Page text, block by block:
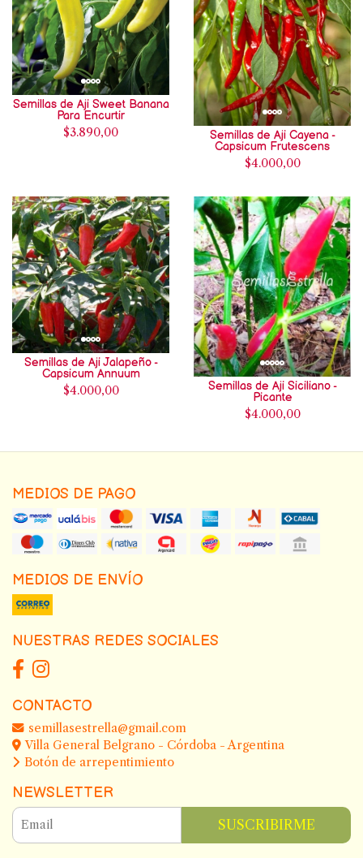
Semillas de Aji Sweet Banana
Para Encurtir
$3.890,00
Semillas de Aji Cayena -
Capsicum Frutescens
$4.000,00
Semillas de Aji Jalapeño -
Capsicum Annuum
$4.000,00
Semillas de Aji Siciliano -
Picante
$4.000,00
MEDIOS DE PAGO
MEDIOS DE ENVÍO
NUESTRAS REDES SOCIALES
CONTACTO
semillasestrella@gmail.com
Villa General Belgrano - Córdoba - Argentina
Botón de arrepentimiento
NEWSLETTER
SUSCRIBIRME